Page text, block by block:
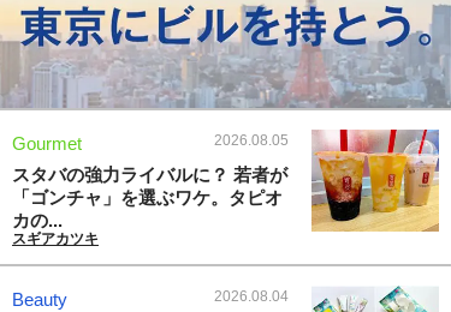
Gourmet 2026.08.05
スタバの強力ライバルに？ 若者が
「ゴンチャ」を選ぶワケ。タピオ
カの...
スギアカツキ
Beauty 2026.08.04